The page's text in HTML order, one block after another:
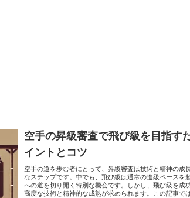
空手の昇級審査で飛び級を目指す
イントとコツ
空手の道を歩む者にとって、昇級審査は技術と精神の成
なステップです。中でも、飛び級は通常の進級ペースを
への道を切り開く特別な機会です。しかし、飛び級を成
高度な技術と精神的な成熟が求められます。この記事では